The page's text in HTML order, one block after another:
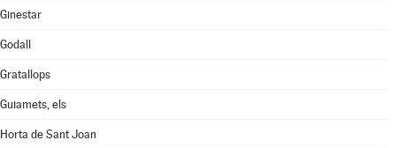
Ginestar
Godall
Gratallops
Guiamets, els
Horta de Sant Joan